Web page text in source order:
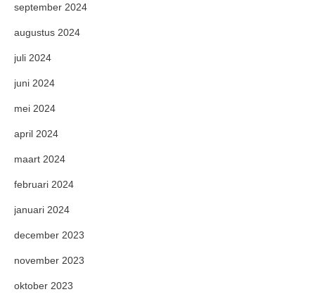
september 2024
augustus 2024
juli 2024
juni 2024
mei 2024
april 2024
maart 2024
februari 2024
januari 2024
december 2023
november 2023
oktober 2023